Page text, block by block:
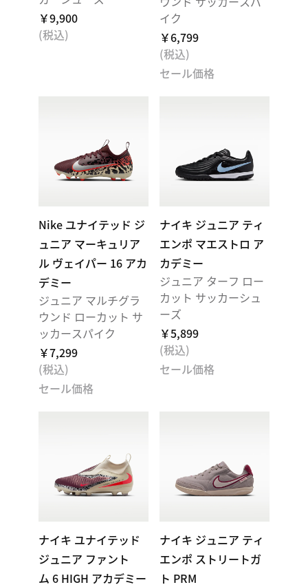
￥9,900
(税込)
イク
￥6,799
(税込)
セール価格
Nike ユナイテッド ジ
ュニア マーキュリア
ル ヴェイパー 16 アカ
デミー
ジュニア マルチグラ
ウンド ローカット サ
ッカースパイク
￥7,299
(税込)
セール価格
ナイキ ジュニア ティ
エンポ マエストロ ア
カデミー
ジュニア ターフ ロー
カット サッカーシュ
ーズ
￥5,899
(税込)
セール価格
ナイキ ユナイテッド
ジュニア ファント
ム 6 HIGH アカデミー
ナイキ ジュニア ティ
エンポ ストリートガ
ト PRM